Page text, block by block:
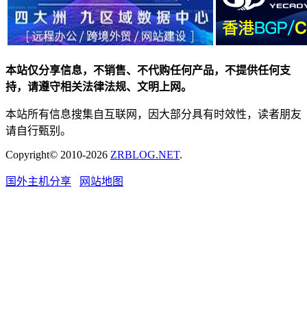
本站仅分享信息，不销售、不代购任何产品，不提供任何支
持，请遵守相关法律法规、文明上网。
本站所有信息搜集自互联网，因大部分具有时效性，读者朋友
请自行甄别。
Copyright© 2010-2026 ZRBLOG.NET.
国外主机分享 网站地图